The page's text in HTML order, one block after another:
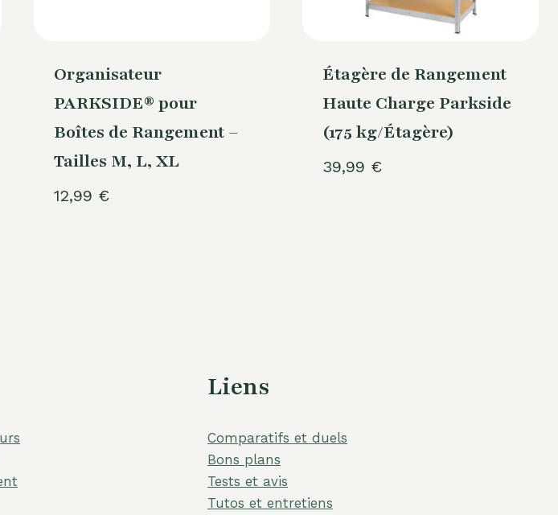
Organisateur
PARKSIDE® pour
Boîtes de Rangement –
Tailles M, L, XL
12,99 €
Étagère de Rangement
Haute Charge Parkside
(175 kg/Étagère)
39,99 €
Liens
Comparatifs et duels
Bons plans
Tests et avis
Tutos et entretiens